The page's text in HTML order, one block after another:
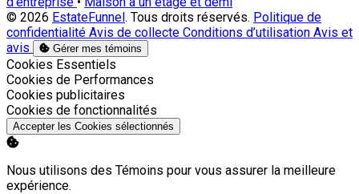
© 2026 EstateFunnel. Tous droits réservés. Politique de
confidentialité Avis de collecte Conditions d’utilisation Avis et
avis
Gérer mes témoins
Activer
Cookies Essentiels
Activer
Cookies de Performances
Activer
Cookies publicitaires
Activer
Cookies de fonctionnalités
Accepter les Cookies sélectionnés
Nous utilisons des Témoins pour vous assurer la meilleure
expérience.